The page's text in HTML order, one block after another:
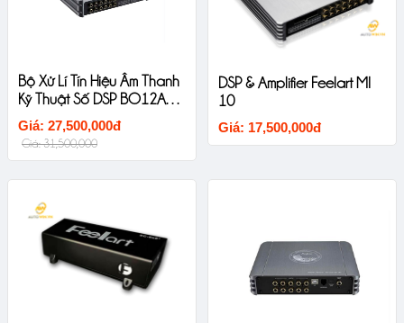
Bộ Xử Lí Tín Hiệu Âm Thanh
Kỹ Thuật Số DSP BO12A2B
Sinfoni
Giá: 27,500,000đ
Giá: 31,500,000
DSP & Amplifier Feelart MI
10
Giá: 17,500,000đ